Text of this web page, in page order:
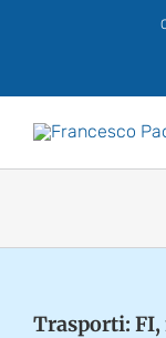
Trasporti: